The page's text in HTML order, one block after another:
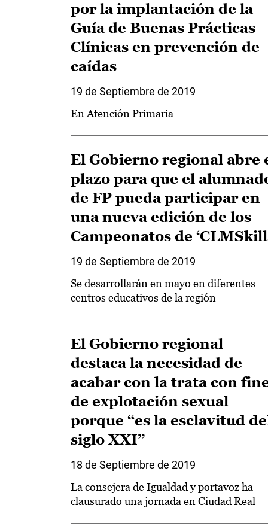
por la implantación de la
Guía de Buenas Prácticas
Clínicas en prevención de
caídas
19 de Septiembre de 2019
En Atención Primaria
El Gobierno regional abre
plazo para que el
de FP pueda participar en
una nueva edición de los
Campeonatos de
19 de Septiembre de 2019
Se desarrollarán en mayo en diferentes
centros educativos de la región
El Gobierno regional
destaca la necesidad de
acabar con la trata con
de explotación sexual
porque “es la esclavitud
siglo XXI”
18 de Septiembre de 2019
La consejera de Igualdad y portavoz ha
clausurado una jornada en Ciudad Real